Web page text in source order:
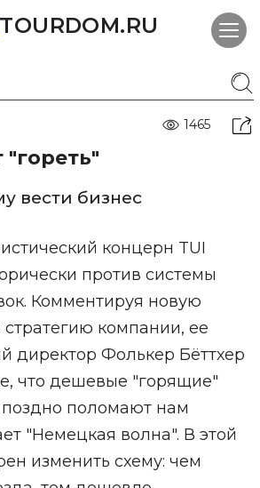
TOURDOM.RU
1465
"гореть"
вести бизнес
концерн TUI
против системы
Комментируя новую
компании, ее
директор Фолькер Бёттхер
что дешевые "горящие"
поломают нам
"Немецкая волна". В этой
изменить схему: чем